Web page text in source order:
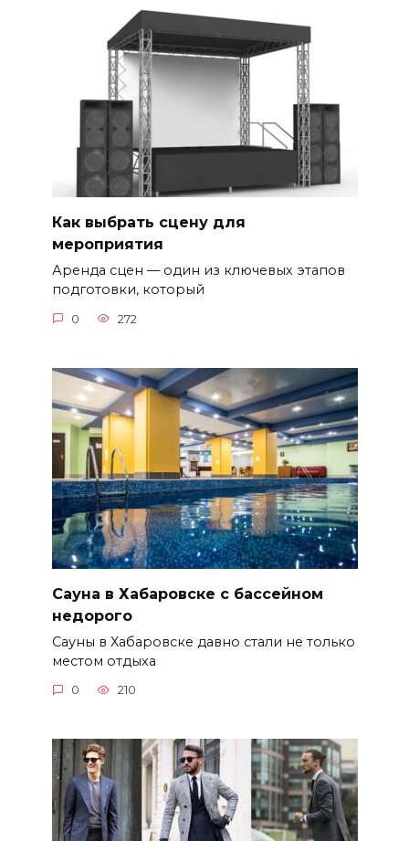
Как выбрать сцену для
мероприятия
Аренда сцен — один из ключевых этапов
подготовки, который
0 272
Сауна в Хабаровске с бассейном
недорого
Сауны в Хабаровске давно стали не только
местом отдыха
0 210